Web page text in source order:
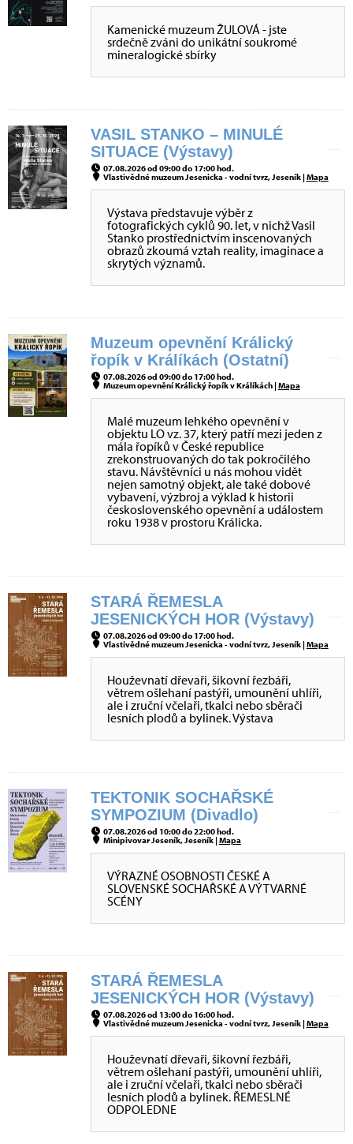
Kamenické muzeum ŽULOVÁ - jste
srdečně zváni do unikátní soukromé
mineralogické sbírky
VASIL STANKO – MINULÉ
SITUACE (Výstavy)
07.08.2026 od 09:00 do 17:00 hod.
Vlastivědné muzeum Jesenicka - vodní tvrz, Jeseník |Mapa
Výstava představuje výběr z
fotografických cyklů 90. let, v nichž Vasil
Stanko prostřednictvím inscenovaných
obrazů zkoumá vztah reality, imaginace a
skrytých významů.
Muzeum opevnění Králický
řopík v Králíkách (Ostatní)
07.08.2026 od 09:00 do 17:00 hod.
Muzeum opevnění Králický řopík v Králíkách |Mapa
Malé muzeum lehkého opevnění v
objektu LO vz. 37, který patří mezi jeden z
mála řopíků v České republice
zrekonstruovaných do tak pokročilého
stavu. Návštěvníci u nás mohou vidět
nejen samotný objekt, ale také dobové
vybavení, výzbroj a výklad k historii
československého opevnění a událostem
roku 1938 v prostoru Králicka.
STARÁ ŘEMESLA
JESENICKÝCH HOR (Výstavy)
07.08.2026 od 09:00 do 17:00 hod.
Vlastivědné muzeum Jesenicka - vodní tvrz, Jeseník |Mapa
Houževnatí dřevaři, šikovní řezbáři,
větrem ošlehaní pastýři, umounění uhlíři,
ale i zruční včelaři, tkalci nebo sběrači
lesních plodů a bylinek. Výstava
TEKTONIK SOCHAŘSKÉ
SYMPOZIUM (Divadlo)
07.08.2026 od 10:00 do 22:00 hod.
Minipivovar Jeseník, Jeseník |Mapa
VÝRAZNÉ OSOBNOSTI ČESKÉ A
SLOVENSKÉ SOCHAŘSKÉ A VÝTVARNÉ
SCÉNY
STARÁ ŘEMESLA
JESENICKÝCH HOR (Výstavy)
07.08.2026 od 13:00 do 16:00 hod.
Vlastivědné muzeum Jesenicka - vodní tvrz, Jeseník |Mapa
Houževnatí dřevaři, šikovní řezbáři,
větrem ošlehaní pastýři, umounění uhlíři,
ale i zruční včelaři, tkalci nebo sběrači
lesních plodů a bylinek. ŘEMESLNÉ
ODPOLEDNE